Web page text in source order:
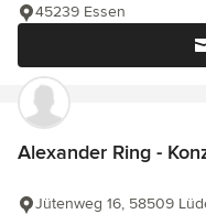
45239 Essen
Alexander Ring -
Jütenweg 16, 58509